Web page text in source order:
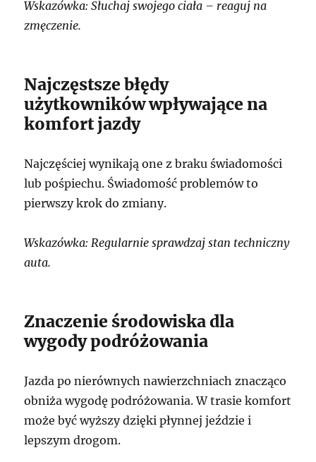
Wskazówka: Słuchaj swojego ciała – reaguj na
zmęczenie.
Najczęstsze błędy
użytkowników wpływające na
komfort jazdy
Najczęściej wynikają one z braku świadomości
lub pośpiechu. Świadomość problemów to
pierwszy krok do zmiany.
Wskazówka: Regularnie sprawdzaj stan techniczny
auta.
Znaczenie środowiska dla
wygody podróżowania
Jazda po nierównych nawierzchniach znacząco
obniża wygodę podróżowania. W trasie komfort
może być wyższy dzięki płynnej jeździe i
lepszym drogom.